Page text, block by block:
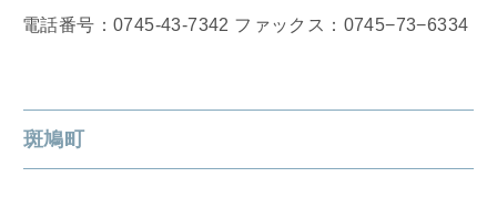
電話番号：0745-43-7342 ファックス：0745−73−6334
斑鳩町